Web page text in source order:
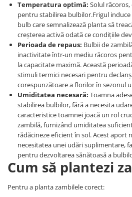
Temperatura optimă: Solul
pentru stabilirea bulbilor.Frigul
bulb care semnalizează planta să
creșterea activă odată ce condițiile
Perioada de repaus: Bulbii de
inactivitate într-un mediu răcoros
la capacitate maximă. Această
stimuli termici necesari pentru
corespunzătoare a florilor în sezonul
Umiditatea necesară: Toamna
stabilirea bulbilor, fără a necesita
caracteristice toamnei joacă un rol
zambilă, furnizând umiditatea
rădăcineze eficient în sol. Acest aport
necesitatea unei udări suplimentare,
pentru dezvoltarea sănătoasă a
Cum să plantezi
Pentru a planta zambilele corect: